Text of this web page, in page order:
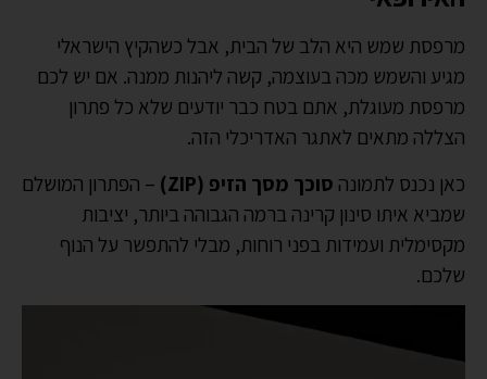
מרפסת שמש היא הלב של הבית, אבל כשהקיץ הישראלי
מגיע והשמש מכה בעוצמה, קשה ליהנות ממנה. אם יש לכם
מרפסת מעוגלת, אתם בטח כבר יודעים שלא כל פתרון
הצללה מתאים לאתגר האדריכלי הזה.
כאן נכנס לתמונה סוכך מסך הזיפ (ZIP)
– הפתרון המושלם
שמביא איתו סינון קרינה ברמה הגבוהה ביותר, יציבות
מקסימלית ועמידות בפני רוחות, מבלי להתפשר על הנוף
שלכם.